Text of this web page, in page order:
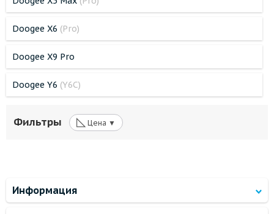
Doogee X6 (Pro)
Doogee X9 Pro
Doogee Y6 (Y6C)
Фильтры ◺ Цена ▼
Информация